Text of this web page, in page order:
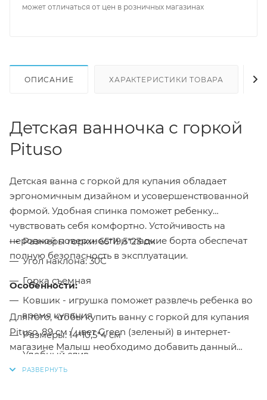
может отличаться от цен в розничных магазинах
ОПИСАНИЕ ХАРАКТЕРИСТИКИ ТОВАРА
Детская ванночка с горкой
Pituso
Детская ванна с горкой для купания обладает
эргономичным дизайном и усовершенствованной
формой. Удобная спинка поможет ребенку
чувствовать себя комфортно. Устойчивость на
неровной поверхности и гладкие борта обеспечат
полную безопасность в эксплуатации.
Особенности:
Размеры горки: 65*19,5*23 см
Угол наклона: 30С
Горка съемная
Ковшик - игрушка поможет развлечь ребенка во
время купания
Размеры: 14*10,5*4 см
Удобный слив
Размеры ванны: 89*50*21,5 см
Для того, чтобы купить ванну с горкой для купания
Pituso, 89 см / цвет Green (зеленый) в интернет-
магазине Малыш необходимо добавить данный